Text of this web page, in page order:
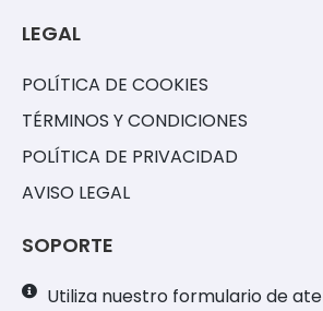
LEGAL
POLÍTICA DE COOKIES
TÉRMINOS Y CONDICIONES
POLÍTICA DE PRIVACIDAD
AVISO LEGAL
SOPORTE
Utiliza nuestro formulario de